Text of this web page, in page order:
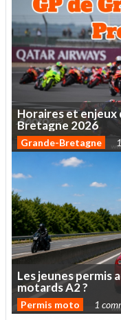
Horairesetenjeux
Bretagne 2026
Grande-Bretagne
Lesjeunespermis
motardsA2?
Permis moto 1